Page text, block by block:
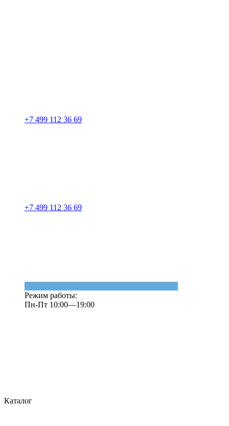
+7 499 112 36 69
+7 499 112 36 69
Режим работы:
Пн-Пт 10:00—19:00
Каталог